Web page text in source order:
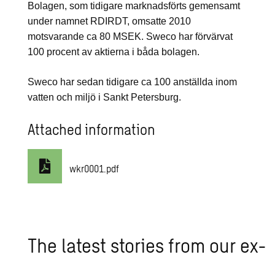
Bolagen, som tidigare marknadsförts gemensamt
under namnet RDIRDT, omsatte 2010
motsvarande ca 80 MSEK. Sweco har förvärvat
100 procent av aktierna i båda bolagen.
Sweco har sedan tidigare ca 100 anställda inom
vatten och miljö i Sankt Petersburg.
Attached information
wkr0001.pdf
The lat­est sto­ries from our ex­